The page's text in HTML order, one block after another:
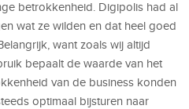
betrokkenheid. Digipolis had al
wat ze wilden en dat heel goed
want zoals wij altijd
bepaalt de waarde van het
van de business konden
optimaal bijsturen naar